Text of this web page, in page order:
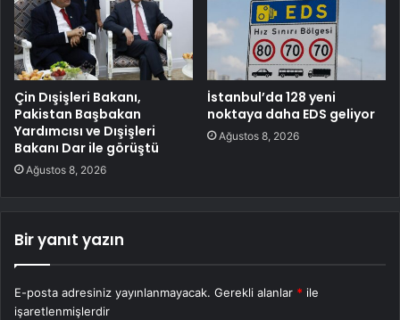
Çin Dışişleri Bakanı,
Pakistan Başbakan
Yardımcısı ve Dışişleri
Bakanı Dar ile görüştü
Ağustos 8, 2026
İstanbul’da 128 yeni
noktaya daha EDS geliyor
Ağustos 8, 2026
Bir yanıt yazın
E-posta adresiniz yayınlanmayacak. Gerekli alanlar * ile
işaretlenmişlerdir